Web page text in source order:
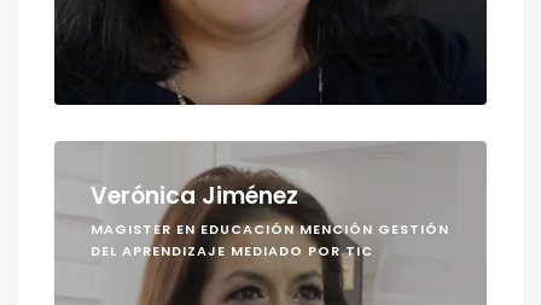
Verónica Jiménez
MAGISTER EN EDUCACIÓN MENCIÓN GESTIÓN
DEL APRENDIZAJE MEDIADO POR TIC